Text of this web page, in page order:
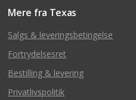
Mere fra Texas
Salgs & leveringsbetingelse
Fortrydelsesret
Bestilling & levering
Privatlivspolitik